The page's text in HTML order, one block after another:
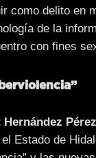
como delito en
de la
con fines
Pérez
Estado de